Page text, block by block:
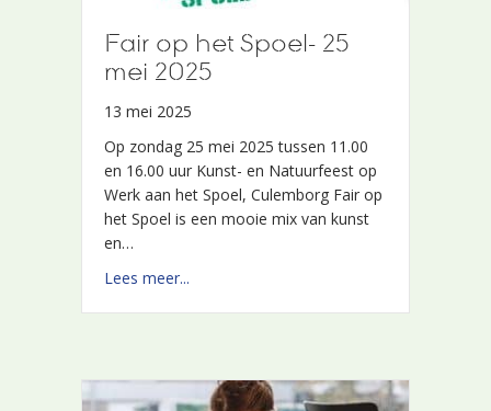
Fair op het Spoel- 25
mei 2025
13 mei 2025
Op zondag 25 mei 2025 tussen 11.00
en 16.00 uur Kunst- en Natuurfeest op
Werk aan het Spoel, Culemborg Fair op
het Spoel is een mooie mix van kunst
en…
Lees meer...
Fair op het Spoel- 25
mei 2025
13 mei 2025
Op zondag 25 mei 2025 tussen 11.00
en 16.00 uur Kunst- en Natuurfeest op
Werk aan het Spoel, Culemborg Fair op
het Spoel is een mooie mix van kunst
en…
Lees meer...